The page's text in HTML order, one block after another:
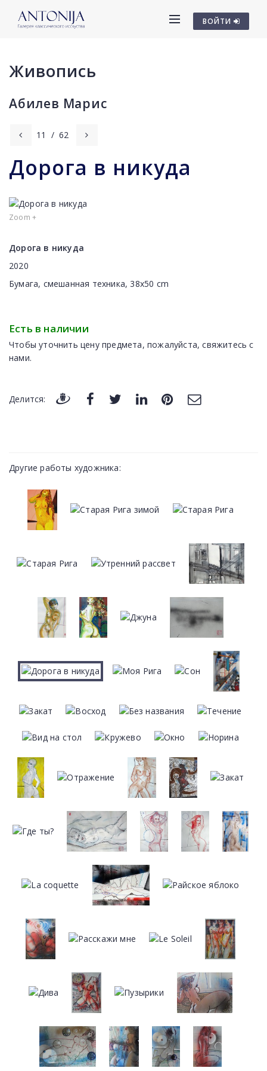
ВОЙТИ
Живопись
Абилев Марис
11 / 62
Дорога в никуда
Zoom +
Дорога в никуда
2020
Бумага, смешанная техника, 38x50 cm
Есть в наличии
Чтобы уточнить цену предмета, пожалуйста, свяжитесь с
нами.
Делится:
Другие работы художника: